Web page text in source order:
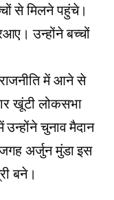
से मिलने पहुंचे।
उन्होंने बच्चों
में आने से
खूंटी लोकसभा
चुनाव मैदान
अर्जुन मुंडा इस
बने।